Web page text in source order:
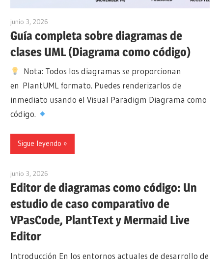
junio 3, 2026
Guía completa sobre diagramas de
clases UML (Diagrama como código)
Nota: Todos los diagramas se proporcionan
en PlantUML formato. Puedes renderizarlos de
inmediato usando el Visual Paradigm Diagrama como
código.
Sigue leyendo
junio 3, 2026
Editor de diagramas como código: Un
estudio de caso comparativo de
VPasCode, PlantText y Mermaid Live
Editor
Introducción En los entornos actuales de desarrollo de